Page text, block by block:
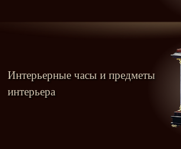
Интерьерные часы и предметы
интерьера